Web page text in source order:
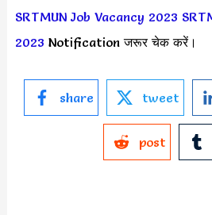
SRTMUN Job Vacancy 2023
2023 Notification जरूर चेक करें।
share tweet
post